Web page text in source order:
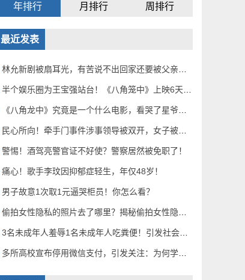
年排行 月排行 周排行
最近发表
警惕！酒驾亮警官证不好使？警察居然被免职了！
痛心！歌手李玟因抑郁症轻生，年仅48岁！
男子故意1次取1元逼哭柜员！你怎么看？